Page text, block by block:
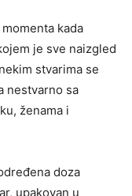
kada
je sve naizgled
stvarima se
nestvarno sa
ženama i
doza
upakovan u